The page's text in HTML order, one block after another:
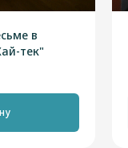
в
тек"